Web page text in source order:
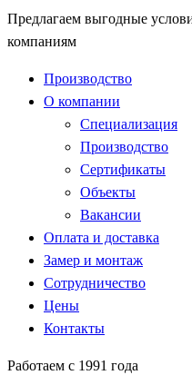
Предлагаем выгодные
компаниям
Производство
О компании
Специализация
Производство
Сертификаты
Объекты
Вакансии
Оплата и доставка
Замер и монтаж
Сотрудничество
Цены
Контакты
Работаем с 1991 года